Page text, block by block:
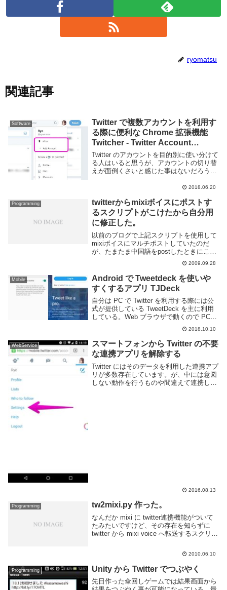
ryomatsu
関連記事
Software
Twitter で複数アカウントを利用す
る際に便利な Chrome 拡張機能
Twitcher - Twitter Account
Switcher
Twitter のアカウントを目的別に使い分けて
る人はいると思うが、アカウントの切り替
えが面倒くさいと感じた事はないだろう
単にアカウントを切り替えられるが、残念
2018.06.20
Programming
twitterからmixiボイスにポストす
るスクリプトがこけたから自分用
に修正した。
以前のブログで上記スクリプトを使用して
mixiボイスにマルチポストしていたのだ
が、たまたま中国語をpostしたときにこけ
たので場当たり的に修正した。エラーメッ
セージは以下の通り何故こけたかというと
EUC-JPに入っていない文字を入力したか
ら...
2009.09.28
Mobile
Android で Tweetdeck を使いや
すくするアプリ TJDeck
自分は PC で Twitter を利用する際には公
式が提供している TweetDeck を主に利用
している。Web ブラウザで動くので PC
環境に依存する事なく利用できるので便利
だ。一応 TweetDeck はモバイルの Web ブ
ラウ...
2018.10.10
WebService
スマートフォンから Twitter の不要
な連携アプリを解除する
Twitter にはそのデータを利用した連携アプ
リが多数存在しています。が、中には意図
しない動作を行うものや間違えて連携して
2016.08.13
Programming tw2mixi.py 作った。
なんだか mixi に twitter連携機能がついて
たみたいですけど、その存在を知らずに
twitter から mixi voice へ転送するスクリプ
2010.06.10
Programming Unity から Twitter でつぶやく
先日作った傘回しゲームでは結果画面から